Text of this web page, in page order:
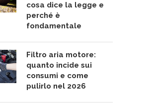
cosa dice la legge e
perché è
fondamentale
Filtro aria motore:
quanto incide sui
consumi e come
pulirlo nel 2026